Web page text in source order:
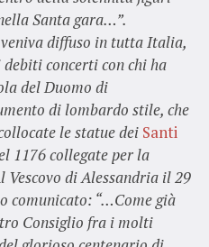
Santa gara…”.
diffuso in tutta Italia,
concerti con chi ha
del Duomo di
di lombardo stile, che
le statue dei Santi
1176 collegate per la
di Alessandria il 29
comunicato: “…Come già
Consiglio fra i molti